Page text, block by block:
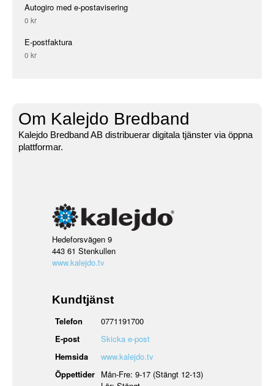
Autogiro med e-postavisering
0 kr
E-postfaktura
0 kr
Om Kalejdo Bredband
Kalejdo Bredband AB distribuerar digitala tjänster via öppna
plattformar.
Hedeforsvägen 9
443 61 Stenkullen
www.kalejdo.tv
Kundtjänst
Telefon
0771191700
E-post
Skicka e-post
Hemsida
www.kalejdo.tv
Öppettider Mån-Fre: 9-17 (Stängt 12-13)